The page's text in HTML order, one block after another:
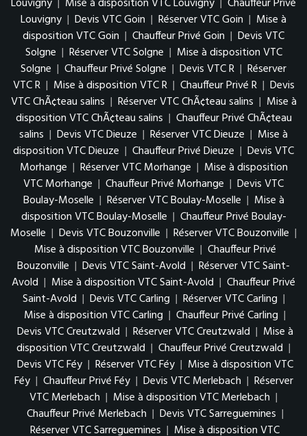
Louvigny | Devis VTC Goin | Réserver VTC Goin | Mise à
disposition VTC Goin | Chauffeur Privé Goin | Devis VTC
Solgne | Réserver VTC Solgne | Mise à disposition VTC
Solgne | Chauffeur Privé Solgne | Devis VTC R | Réserver
VTC R | Mise à disposition VTC R | Chauffeur Privé R | Devis
VTC ChÃ¢teau salins | Réserver VTC ChÃ¢teau salins | Mise à
disposition VTC ChÃ¢teau salins | Chauffeur Privé ChÃ¢teau
salins | Devis VTC Dieuze | Réserver VTC Dieuze | Mise à
disposition VTC Dieuze | Chauffeur Privé Dieuze | Devis VTC
Morhange | Réserver VTC Morhange | Mise à disposition
VTC Morhange | Chauffeur Privé Morhange | Devis VTC
Boulay-Moselle | Réserver VTC Boulay-Moselle | Mise à
disposition VTC Boulay-Moselle | Chauffeur Privé Boulay-
Moselle | Devis VTC Bouzonville | Réserver VTC Bouzonville |
Mise à disposition VTC Bouzonville | Chauffeur Privé
Bouzonville | Devis VTC Saint-Avold | Réserver VTC Saint-
Avold | Mise à disposition VTC Saint-Avold | Chauffeur Privé
Saint-Avold | Devis VTC Carling | Réserver VTC Carling |
Mise à disposition VTC Carling | Chauffeur Privé Carling |
Devis VTC Creutzwald | Réserver VTC Creutzwald | Mise à
disposition VTC Creutzwald | Chauffeur Privé Creutzwald |
Devis VTC Féy | Réserver VTC Féy | Mise à disposition VTC
Féy | Chauffeur Privé Féy | Devis VTC Merlebach | Réserver
VTC Merlebach | Mise à disposition VTC Merlebach |
Chauffeur Privé Merlebach | Devis VTC Sarreguemines |
Réserver VTC Sarreguemines | Mise à disposition VTC